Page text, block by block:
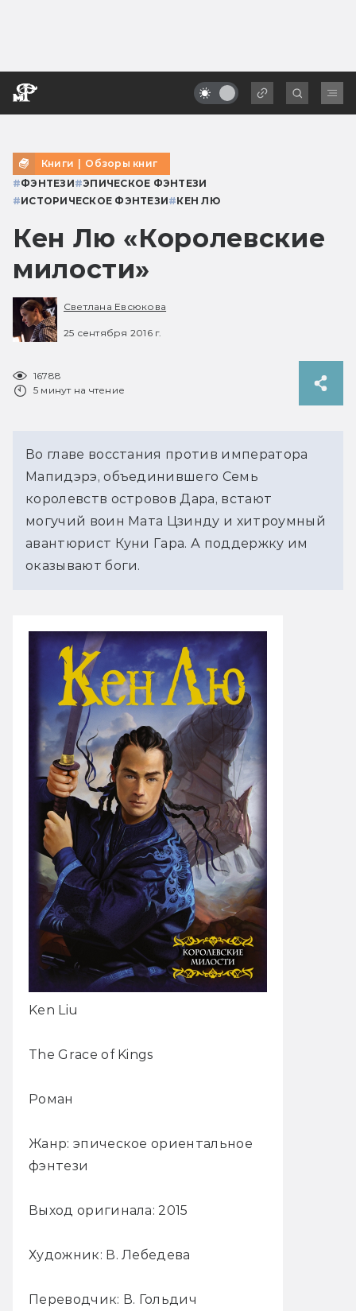
Книги | Обзоры книг
#ФЭНТЕЗИ#ЭПИЧЕСКОЕ ФЭНТЕЗИ
#ИСТОРИЧЕСКОЕ ФЭНТЕЗИ#КЕН ЛЮ
Кен Лю «Королевские
милости»
Светлана Евсюкова
25 сентября 2016 г.
16788
5 минут на чтение
Во главе восстания против императора
Мапидэрэ, объединившего Семь
королевств островов Дара, встают
могучий воин Мата Цзинду и хитроумный
авантюрист Куни Гара. А поддержку им
оказывают боги.
Ken Liu
The Grace of Kings
Роман
Жанр: эпическое ориентальное
фэнтези
Выход оригинала: 2015
Художник: В. Лебедева
Переводчик: В. Гольдич